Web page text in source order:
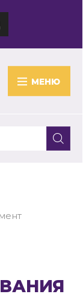
МЕНЮ